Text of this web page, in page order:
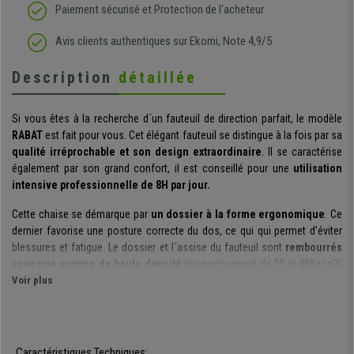
Paiement sécurisé et Protection de l'acheteur
Avis clients authentiques sur Ekomi, Note 4,9/5
Description détaillée
Si vous êtes à la recherche d´un fauteuil de direction parfait, le modèle
RABAT est fait pour vous. Cet élégant fauteuil se distingue à la fois par sa
qualité irréprochable et son design extraordinaire. Il se caractérise
également par son grand confort, il est conseillé pour une utilisation
intensive professionnelle de 8H par jour.
Cette chaise se démarque par un dossier à la forme ergonomique. Ce
dernier favorise une posture correcte du dos, ce qui qui permet d’éviter
blessures et fatigue. Le dossier et l´assise du fauteuil sont rembourrés
avec une gomme de haute densité (respectivement de 30 et 40Kg/m3)
qui garantit à la fois confort et grande durabilité.
Voir plus